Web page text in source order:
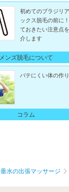
初めてのブラジリ
ックス脱毛の前に
ておきたい注意点
介します
メンズ脱毛について
バテにくい体の作
コラム
水の出張マッサージ